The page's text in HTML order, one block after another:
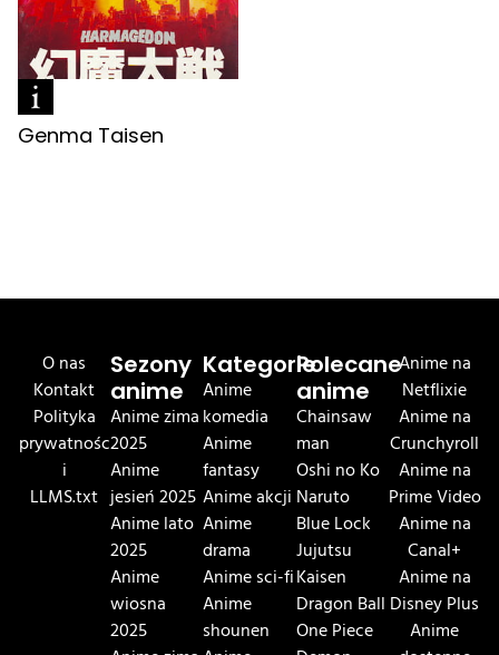
Genma Taisen
O nas
Kontakt
Polityka
prywatnośc
i
LLMS.txt
Sezony
anime
Anime zima
2025
Anime
jesień 2025
Anime lato
2025
Anime
wiosna
2025
Kategorie
Anime
komedia
Anime
fantasy
Anime akcji
Anime
drama
Anime sci-fi
Anime
shounen
Polecane
anime
Chainsaw
man
Oshi no Ko
Naruto
Blue Lock
Jujutsu
Kaisen
Dragon Ball
One Piece
Anime na
Netflixie
Anime na
Crunchyroll
Anime na
Prime Video
Anime na
Canal+
Anime na
Disney Plus
Anime